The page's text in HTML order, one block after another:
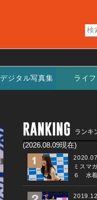
デジタル写真集 ライフ
(2026.08.09現在)
ミスマ
６ 水着